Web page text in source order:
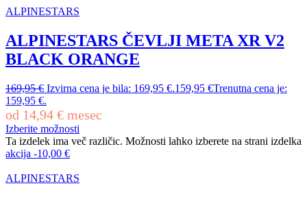
ALPINESTARS
ALPINESTARS ČEVLJI META XR V2
BLACK ORANGE
169,95€ Izvirna cena je bila: 169,95 €.159,95 €Trenutna cena je:
159,95 €.
od 14,94 € mesec
Izberite možnosti
Ta izdelek ima več različic. Možnosti lahko izberete na strani izdelka
akcija -10,00 €
ALPINESTARS